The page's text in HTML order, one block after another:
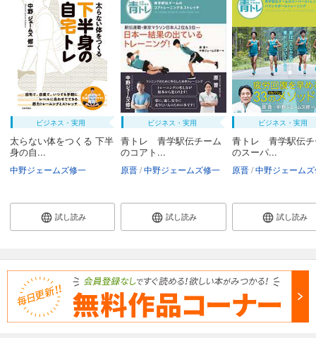
ビジネス・実用
太らない体をつくる 下半
身の自...
中野ジェームズ修一
試し読み
ビジネス・実用
青トレ 青学駅伝チーム
のコアト...
原晋 中野ジェームズ修一
試し読み
ビジネス・実用
青トレ 青学駅伝チ
のスーパ...
原晋 中野ジェーム
試し読み